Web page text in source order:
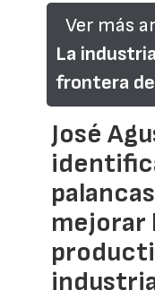
Ver más
La
frontera
José
mejorar